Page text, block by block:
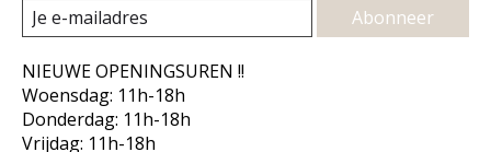
Abonneer
NIEUWE OPENINGSUREN !!
Woensdag: 11h-18h
Donderdag: 11h-18h
Vrijdag: 11h-18h